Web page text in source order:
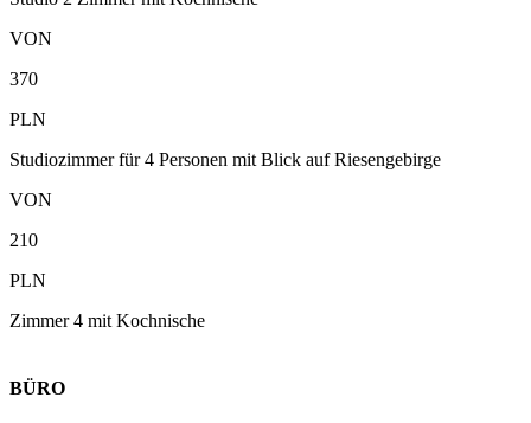
VON
370
PLN
Studiozimmer für 4 Personen mit Blick auf Riesengebirge
VON
210
PLN
Zimmer 4 mit Kochnische
BÜRO